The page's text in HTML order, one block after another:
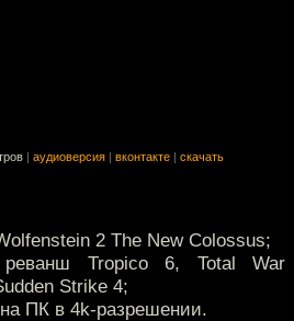
аудиоверсия вконтакте скачать
2 The New Colossus;
реванш Tropico 6, Total War
Strike 4;
ПК в 4k-разрешении.